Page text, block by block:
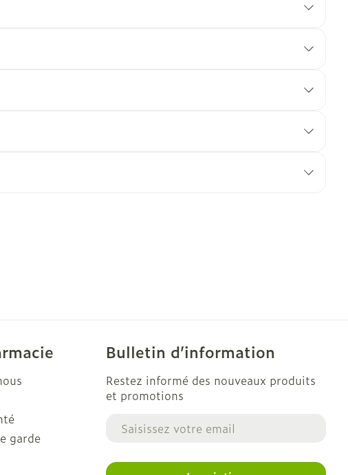
garde
Bulletin d’information
Restez informé des nouveaux produits
et promotions
Adresse mail